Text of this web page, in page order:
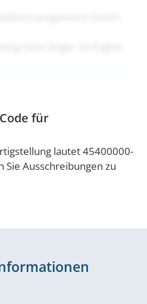
für
lautet 45400000-
Sie Ausschreibungen zu